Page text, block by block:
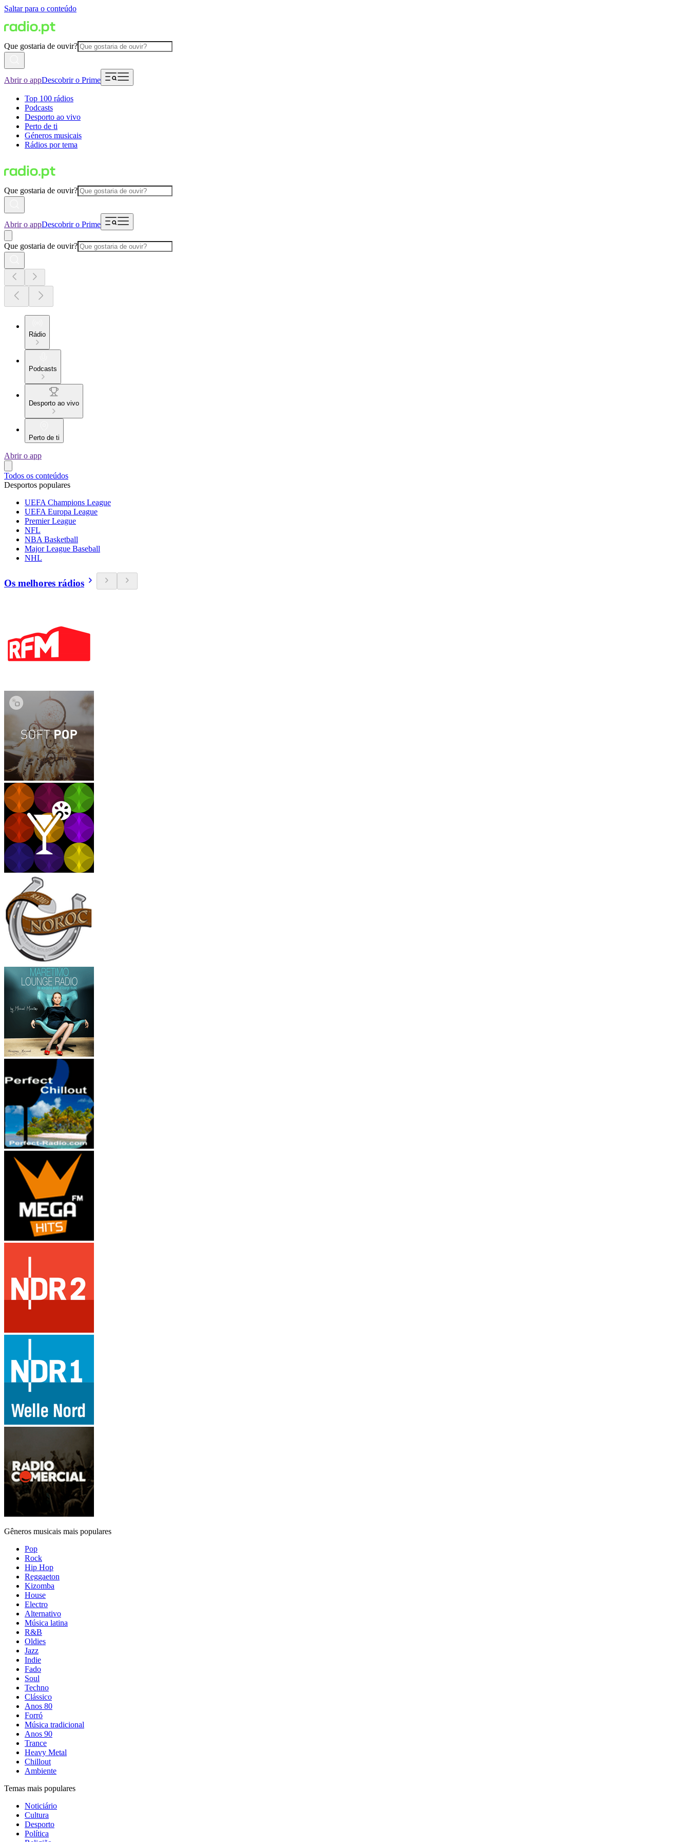
Saltar para o conteúdo
Que gostaria de ouvir?
Abrir o appDescobrir o Prime
Top 100 rádios
Podcasts
Desporto ao vivo
Perto de ti
Géneros musicais
Rádios por tema
Que gostaria de ouvir?
Abrir o appDescobrir o Prime
Que gostaria de ouvir?
Rádio
Podcasts
Desporto ao vivo
Perto de ti
Abrir o app
Todos os conteúdos
Desportos populares
UEFA Champions League
UEFA Europa League
Premier League
NFL
NBA Basketball
Major League Baseball
NHL
Os melhores rádios
Gêneros musicais mais populares
Pop
Rock
Hip Hop
Reggaeton
Kizomba
House
Electro
Alternativo
Música latina
R&B
Oldies
Jazz
Indie
Fado
Soul
Techno
Clássico
Anos 80
Forró
Música tradicional
Anos 90
Trance
Heavy Metal
Chillout
Ambiente
Temas mais populares
Noticiário
Cultura
Desporto
Política